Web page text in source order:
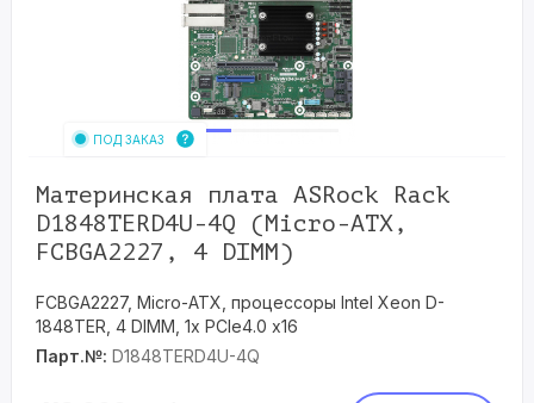
ПОД ЗАКАЗ
Материнская плата ASRock Rack
D1848TERD4U-4Q (Micro-ATX,
FCBGA2227, 4 DIMM)
FCBGA2227, Micro-ATX, процессоры Intel Xeon D-
1848TER, 4 DIMM, 1x PCIe4.0 x16
Парт.№: D1848TERD4U-4Q